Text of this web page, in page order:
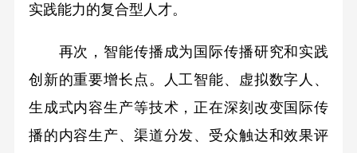
实践能力的复合型人才。
再次，智能传播成为国际传播研究和实践
创新的重要增长点。人工智能、虚拟数字人、
生成式内容生产等技术，正在深刻改变国际传
播的内容生产、渠道分发、受众触达和效果评